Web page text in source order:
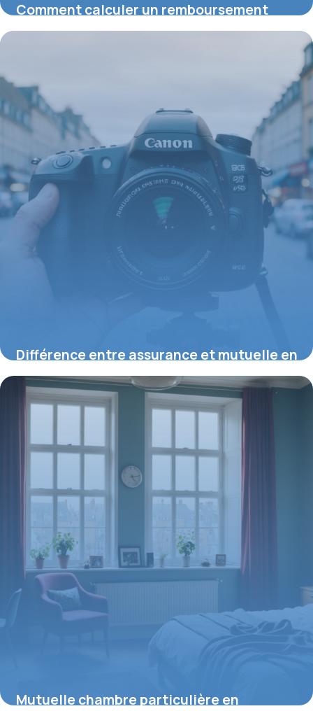
Comment calculer un remboursement
mutuelle : astuces pour optimiser vos
Différence entre assurance et mutuelle en
2026 : définitions et cadre légal
20 juillet 2026
Mutuelle chambre particulière en